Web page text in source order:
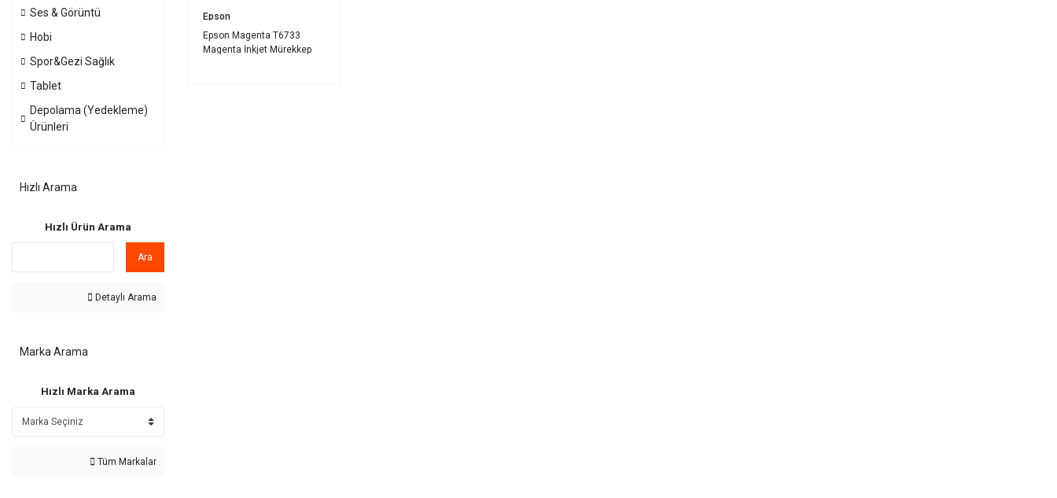
Ses & Görüntü
Hobi
Spor&Gezi Sağlık
Tablet
Depolama (Yedekleme)
Ürünleri
Hızlı Arama
Hızlı Ürün Arama
Ara
Detaylı Arama
Marka Arama
Hızlı Marka Arama
Tüm Markalar
Epson
Epson Magenta T6733
Magenta İnkjet Mürekkep